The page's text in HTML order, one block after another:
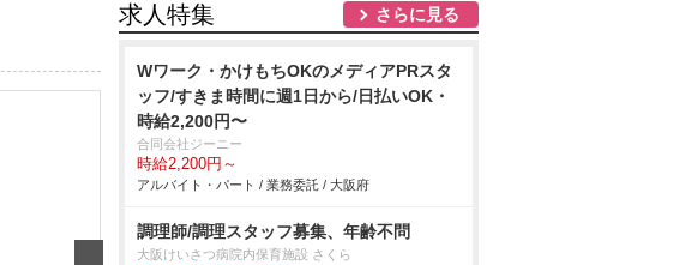
求人特集 さらに見る
Wワーク・かけもちOKのメディアPRスタ
ッフ/すきま時間に週1日から/日払いOK・
時給2,200円〜
合同会社ジーニー
時給2,200円～
アルバイト・パート / 業務委託 / 大阪府
調理師/調理スタッフ募集、年齢不問
大阪けいさつ病院内保育施設 さくら